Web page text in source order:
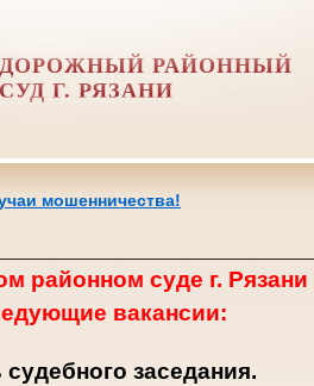
РАЙОННЫЙ
СУД Г. РЯЗАНИ
мошенничества!
районном суде г. Рязани
вакансии:
заседания.